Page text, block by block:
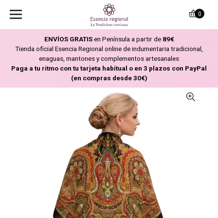
ENVÍOS GRATISen Península a partir de 89€
Tienda oficial Esencia Regional online de indumentaria tradicional,
enaguas, mantones y complementos artesanales
Paga a tu ritmo con tu tarjeta habitual o en 3 plazos con PayPal
(en compras desde 30€)
0